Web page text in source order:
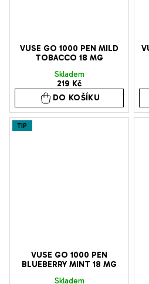
VUSE GO 1000 PEN MILD
TOBACCO 18 MG
Skladem
219 Kč
DO KOŠÍKU
TIP
VUSE GO 1000 PEN
BLUEBERRY MINT 18 MG
Skladem